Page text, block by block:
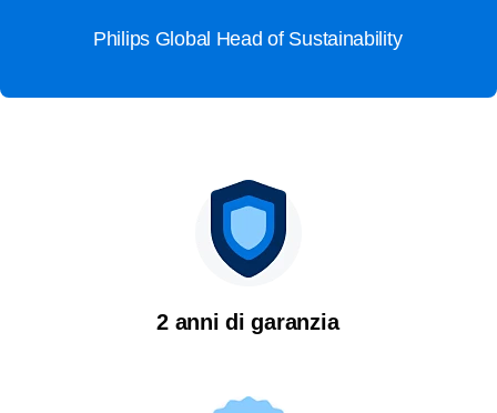
Philips Global Head of Sustainability
2 anni di garanzia